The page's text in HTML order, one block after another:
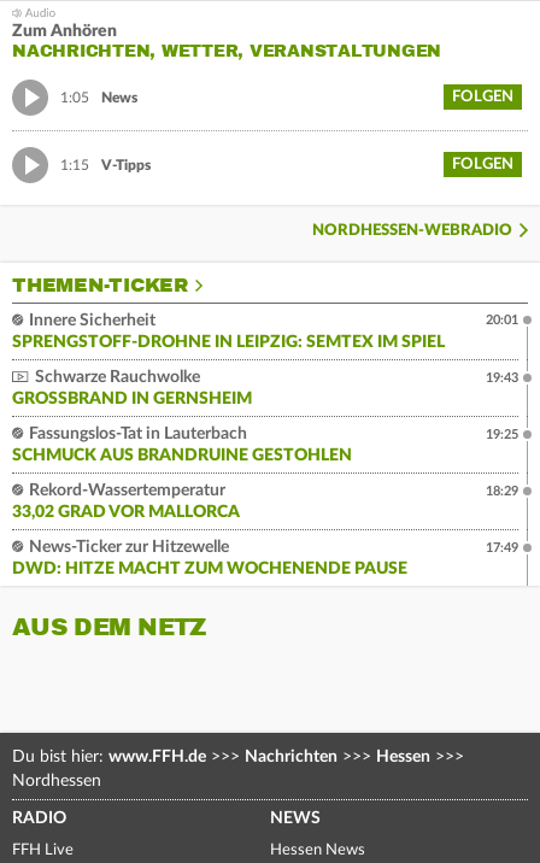
Zum Anhören
NACHRICHTEN, WETTER, VERANSTALTUNGEN
1:05 News FOLGEN
1:15 V-Tipps FOLGEN
NORDHESSEN-WEBRADIO
THEMEN-TICKER
Innere Sicherheit
SPRENGSTOFF-DROHNE IN LEIPZIG: SEMTEX IM SPIEL
20:01
Schwarze Rauchwolke
GROSSBRAND IN GERNSHEIM
19:43
Fassungslos-Tat in Lauterbach
SCHMUCK AUS BRANDRUINE GESTOHLEN
19:25
Rekord-Wassertemperatur
33,02 GRAD VOR MALLORCA
18:29
News-Ticker zur Hitzewelle
DWD: HITZE MACHT ZUM WOCHENENDE PAUSE
17:49
AUS DEM NETZ
Du bist hier: www.FFH.de >>> Nachrichten >>> Hessen >>>
Nordhessen
RADIO
FFH Live
NEWS
Hessen News